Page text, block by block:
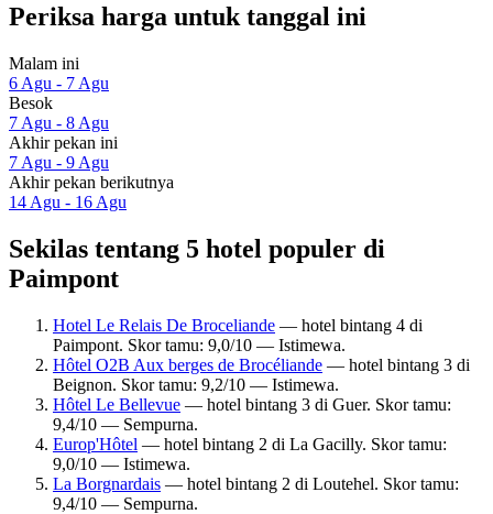
Periksa harga untuk tanggal ini
Malam ini
6 Agu - 7 Agu
Besok
7 Agu - 8 Agu
Akhir pekan ini
7 Agu - 9 Agu
Akhir pekan berikutnya
14 Agu - 16 Agu
Sekilas tentang 5 hotel populer di
Paimpont
Hotel Le Relais De Broceliande — hotel bintang 4 di
Paimpont. Skor tamu: 9,0/10 — Istimewa.
Hôtel O2B Aux berges de Brocéliande — hotel bintang 3 di
Beignon. Skor tamu: 9,2/10 — Istimewa.
Hôtel Le Bellevue — hotel bintang 3 di Guer. Skor tamu:
9,4/10 — Sempurna.
Europ'Hôtel — hotel bintang 2 di La Gacilly. Skor tamu:
9,0/10 — Istimewa.
La Borgnardais — hotel bintang 2 di Loutehel. Skor tamu:
9,4/10 — Sempurna.